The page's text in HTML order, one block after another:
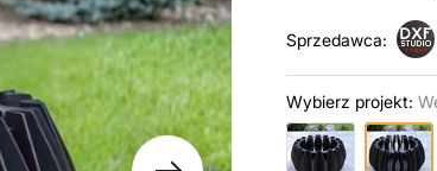
Sprzedawca:
Wybierz projekt: